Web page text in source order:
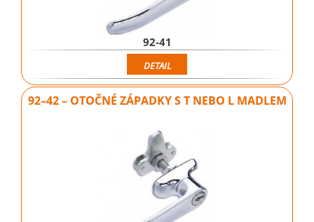
92-41
DETAIL
92–42 – OTOČNÉ ZÁPADKY S T NEBO L MADLEM